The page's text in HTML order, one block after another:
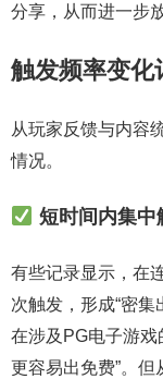
分享，从而进一步
触发频率变化
从玩家反馈与内容
情况。
短时间内集中
有些记录显示，在
次触发，形成“密集
在涉及PG电子游戏
更容易出免费”。